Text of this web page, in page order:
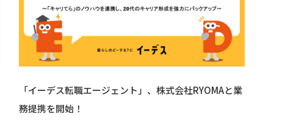
「イーデス転職エージェント」、株式会社RYOMAと業
務提携を開始！